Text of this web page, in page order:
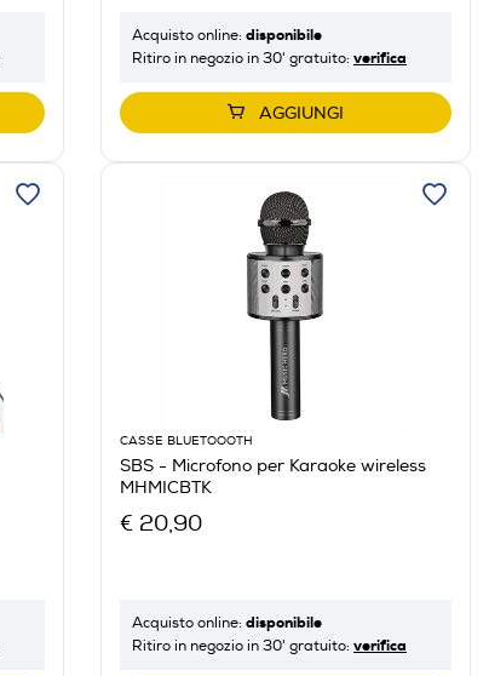
Acquisto online: disponibile
Ritiro in negozio in 30' gratuito: verifica
AGGIUNGI
CASSE BLUETOOOTH
SBS - Microfono per Karaoke wireless
MHMICBTK
€ 20,90
Acquisto online: disponibile
Ritiro in negozio in 30' gratuito: verifica